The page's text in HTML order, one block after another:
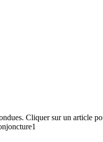
Cliquer sur un article
1